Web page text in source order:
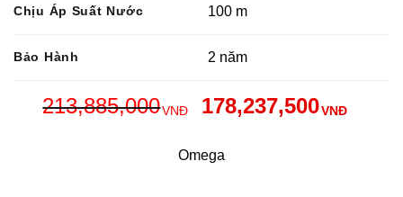
Chịu Áp Suất Nước 100 m
Bảo Hành 2 năm
213,885,000VNĐ 178,237,500VNĐ
Omega